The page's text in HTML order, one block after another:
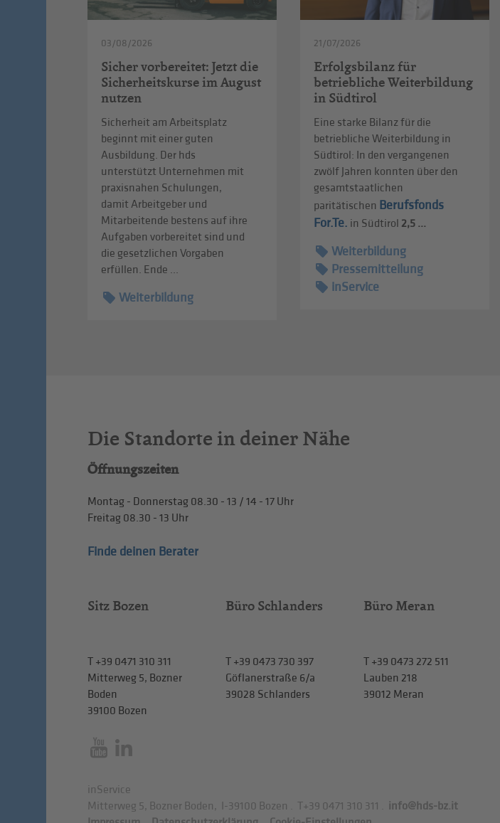
03/08/2026
Sicher vorbereitet: Jetzt die
Sicherheitskurse im August
nutzen
Sicherheit am Arbeitsplatz
beginnt mit einer guten
Ausbildung. Der hds
unterstützt Unternehmen mit
praxisnahen Schulungen,
damit Arbeitgeber und
Mitarbeitende bestens auf ihre
Aufgaben vorbereitet sind und
die gesetzlichen Vorgaben
erfüllen. Ende ...
Weiterbildung
21/07/2026
Erfolgsbilanz für
betriebliche Weiterbildung
in Südtirol
Eine starke Bilanz für die
betriebliche Weiterbildung in
Südtirol: In den vergangenen
zwölf Jahren konnten über den
gesamtstaatlichen
paritätischen Berufsfonds
For.Te. in Südtirol 2,5 ...
Weiterbildung
Pressemitteilung
inService
Die Standorte in deiner Nähe
Öffnungszeiten
Montag - Donnerstag 08.30 - 13 / 14 - 17 Uhr
Freitag 08.30 - 13 Uhr
Finde deinen Berater
Sitz Bozen
T+39 0471 310 311
Mitterweg 5, Bozner
Boden
39100 Bozen
Büro Schlanders
T+39 0473 730 397
Göflanerstraße 6/a
39028 Schlanders
Büro Meran
T+39 0473 272 511
Lauben 218
39012 Meran
inService
Mitterweg 5, Bozner Boden
I-39100 Bozen T+39 0471 310 311
info@hds-bz.it